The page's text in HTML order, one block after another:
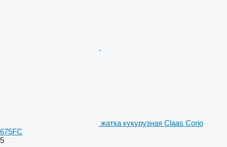
жатка кукурузная Claas Corio
675FC
5